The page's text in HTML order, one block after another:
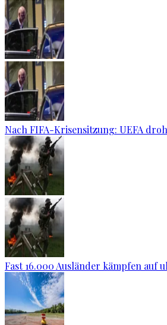
Nach FIFA-Krisensitzung: UEFA
Fast 16.000 Ausländer kämpfen auf